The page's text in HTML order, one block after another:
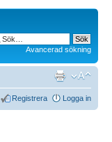
Avancerad sökning
Registrera Logga in